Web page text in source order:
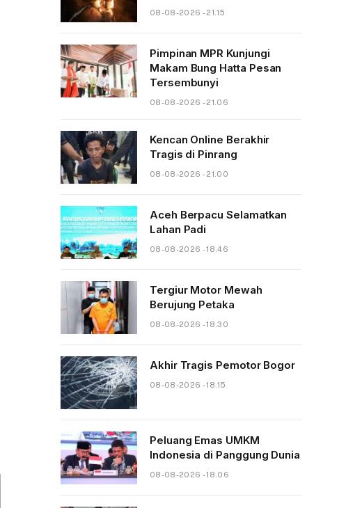
08-08-2026 - 21.15
Pimpinan MPR Kunjungi
Makam Bung Hatta Pesan
Tersembunyi
08-08-2026 - 21.06
Kencan Online Berakhir
Tragis di Pinrang
08-08-2026 - 21.00
Aceh Berpacu Selamatkan
Lahan Padi
08-08-2026 - 18.46
Tergiur Motor Mewah
Berujung Petaka
08-08-2026 - 18.30
Akhir Tragis Pemotor Bogor
08-08-2026 - 18.15
Peluang Emas UMKM
Indonesia di Panggung Dunia
08-08-2026 - 18.06